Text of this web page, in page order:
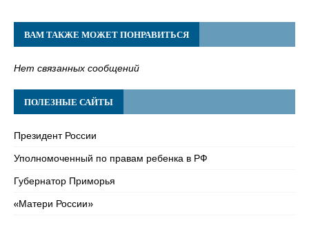
ВАМ ТАКЖЕ МОЖЕТ ПОНРАВИТЬСЯ
Нет связанных сообщений
ПОЛЕЗНЫЕ САЙТЫ
Президент России
Уполномоченный по правам ребенка в РФ
Губернатор Приморья
«Матери России»